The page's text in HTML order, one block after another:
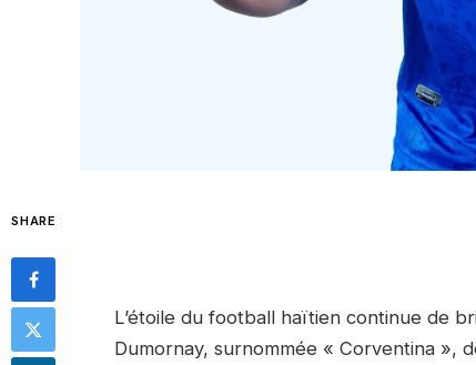
SHARE
L’étoile du football haïtien continue de
Dumornay, surnommée « Corventina »,